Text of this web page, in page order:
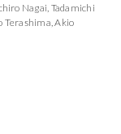
Nagai, Tadamichi
Terashima,Akio